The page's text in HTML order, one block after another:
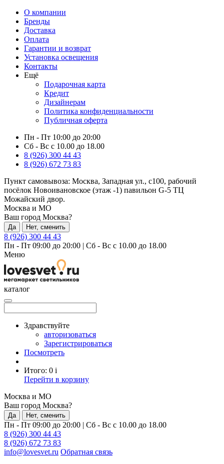
О компании
Бренды
Доставка
Оплата
Гарантии и возврат
Установка освещения
Контакты
Ещё
Подарочная карта
Кредит
Дизайнерам
Политика конфиденциальности
Публичная оферта
Пн - Пт 10:00 до 20:00
Сб - Вс с 10.00 до 18.00
8 (926) 300 44 43
8 (926) 672 73 83
Пункт самовывоза: Москва, Западная ул., с100, рабочий
посёлок Новоивановское (этаж -1) павильон G-5 ТЦ
Можайский двор.
Москва и МО
Ваш город Москва?
Да Нет, сменить
8 (926) 300 44 43
Пн - Пт 09:00 до 20:00 | Сб - Вс с 10.00 до 18.00
Меню
каталог
Здравствуйте
авторизоваться
Зарегистрироваться
Посмотреть
Итого: 0 i
Перейти в корзину
Москва и МО
Ваш город Москва?
Да Нет, сменить
Пн - Пт 09:00 до 20:00 | Сб - Вс с 10.00 до 18.00
8 (926) 300 44 43
8 (926) 672 73 83
info@lovesvet.ru Обратная связь